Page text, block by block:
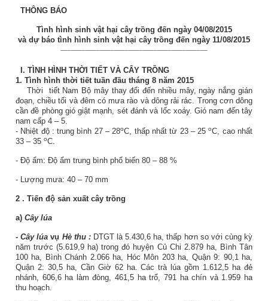
THÔNG BÁO
Tình hình sinh vật hại cây trồng đến ngày 04/08/2015
và dự báo tình hình sinh vật hại cây trồng đến ngày 11/08/2015
I. TÌNH HÌNH THỜI TIẾT VÀ CÂY TRỒNG
1. Tình hình thời tiết tuần đầu tháng 8 năm 2015
Thời
tiết Nam Bộ mây thay đổi đến nhiều mây, ngày nắng gián
đoạn, chiều tối và đêm có mưa rào và dông rải rác. Trong cơn dông
cần đề phòng gió giật mạnh, sét đánh và lốc xoáy.Gió nam đến tây
nam cấp 4 – 5.
- Nhiệt độ :trung bình 27 – 28oC, thấp nhất từ 23 – 25oC, cao nhất
33 – 35 oC.
- Độ ẩm: Độ ẩm trung bình phổ biến 80 – 88 %
- Lượng mưa: 40 – 70 mm
2 . Tiến độ sản xuất cây trồng
a) Cây lúa
- Cây lúa vụ Hè thu : DTGT là 5.430,6 ha, thấp hơn so với cùng kỳ
năm trước (5.619,9 ha) trong đó huyện Củ Chi 2.879 ha, Bình Tân
100 ha, Bình Chánh 2.066 ha, Hóc Môn 203 ha, Quận 9: 90,1 ha,
Quận 2: 30,5 ha, Cần Giờ 62 ha. Các trà lúa gồm 1.612,5 ha đẻ
nhánh, 606,6 ha làm đòng, 461,5 ha trổ, 791 ha chín và 1.959 ha
thu hoạch.